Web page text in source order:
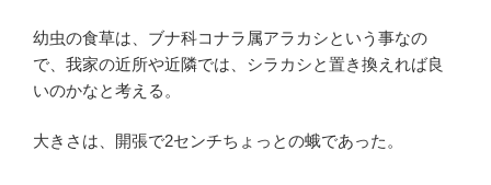
幼虫の食草は、ブナ科コナラ属アラカシという事なの
で、我家の近所や近隣では、シラカシと置き換えれば良
いのかなと考える。
大きさは、開張で2センチちょっとの蛾であった。